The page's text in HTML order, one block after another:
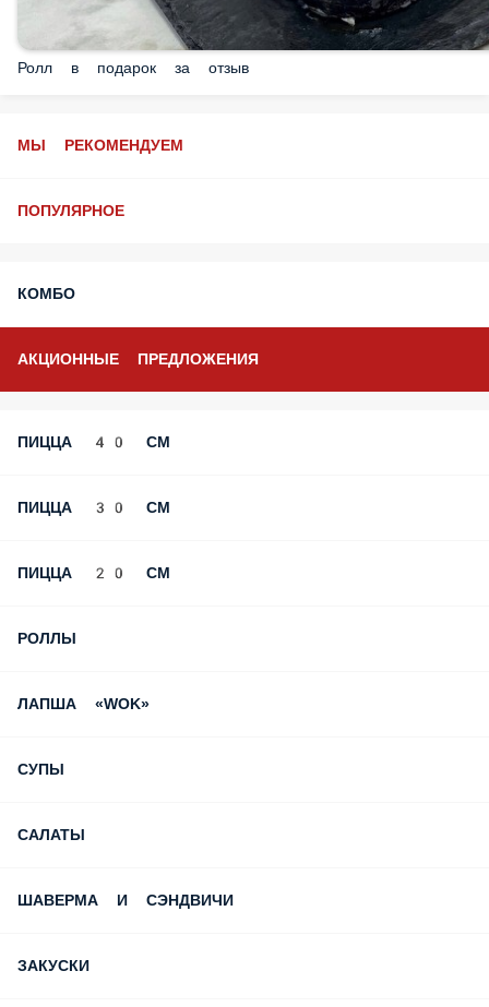
Ролл в подарок за отзыв
МЫ РЕКОМЕНДУЕМ
ПОПУЛЯРНОЕ
КОМБО
АКЦИОННЫЕ ПРЕДЛОЖЕНИЯ
ПИЦЦА 40 СМ
ПИЦЦА 30 СМ
ПИЦЦА 20 СМ
РОЛЛЫ
ЛАПША «WOK»
СУПЫ
САЛАТЫ
ШАВЕРМА И СЭНДВИЧИ
ЗАКУСКИ